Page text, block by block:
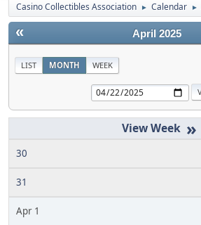
Casino Collectibles Association ► Calendar ►
« April 2025
LIST MONTH WEEK
»
30
31
Apr 1